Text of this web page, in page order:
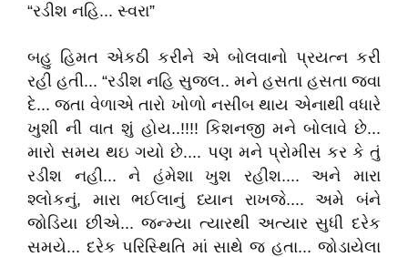
“રડીશ નહિ... સ્વરા”
બહુ હિમત એકઠી કરીને એ બોલવાનો પ્રયત્ન કરી
રહી હતી... “રડીશ નહિ સુજલ.. મને હસતા હસતા જવા
દે... જતા વેળાએ તારો ખોળો નસીબ થાય એનાથી વધારે
ખુશી ની વાત શું હોય..!!!! કિશનજી મને બોલાવે છે...
મારો સમય થઇ ગયો છે.... પણ મને પ્રોમીસ કર કે તું
રડીશ નહી... ને હંમેશા ખુશ રહીશ.... અને મારા
શ્લોકનું, મારા ભઈલાનું ધ્યાન રાખજે.... અમે બંને
જોડિયા છીએ... જન્મ્યા ત્યારથી અત્યાર સુધી દરેક
સમયે... દરેક પરિસ્થિતિ માં સાથે જ હતા... જોડાયેલા